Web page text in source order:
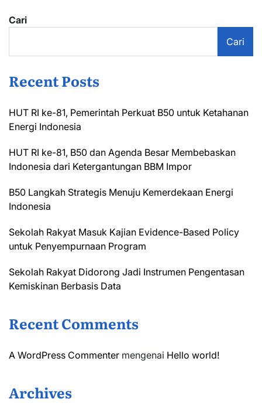
Cari
Cari
Recent Posts
HUT RI ke-81, Pemerintah Perkuat B50 untuk Ketahanan
Energi Indonesia
HUT RI ke-81, B50 dan Agenda Besar Membebaskan
Indonesia dari Ketergantungan BBM Impor
B50 Langkah Strategis Menuju Kemerdekaan Energi
Indonesia
Sekolah Rakyat Masuk Kajian Evidence-Based Policy
untuk Penyempurnaan Program
Sekolah Rakyat Didorong Jadi Instrumen Pengentasan
Kemiskinan Berbasis Data
Recent Comments
A WordPress Commenter mengenai Hello world!
Archives